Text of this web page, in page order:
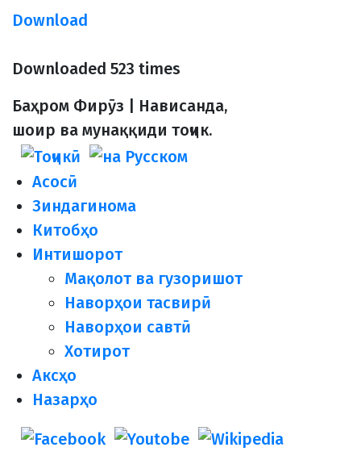
Download
Downloaded 523 times
Баҳром Фирӯз | Нависанда,
шоир ва мунаққиди тоҷик.
Асосӣ
Зиндагинома
Китобҳо
Интишорот
Мақолот ва гузоришот
Наворҳои тасвирӣ
Наворҳои савтӣ
Хотирот
Аксҳо
Назарҳо